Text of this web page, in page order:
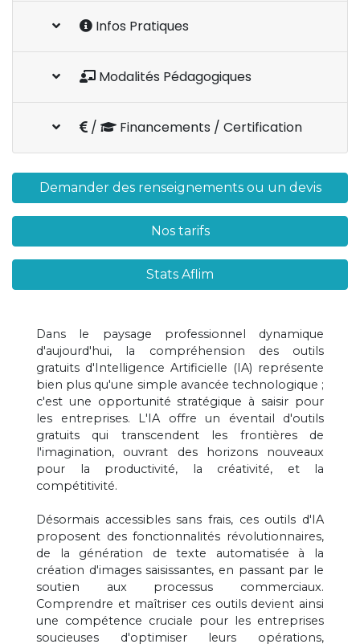
Infos Pratiques
Modalités Pédagogiques
/ Financements / Certification
Demander des renseignements ou un devis
Nos tarifs
Stats Aflim
Dans le paysage professionnel dynamique
d'aujourd'hui, la compréhension des outils
gratuits d'Intelligence Artificielle (IA) représente
bien plus qu'une simple avancée technologique ;
c'est une opportunité stratégique à saisir pour
les entreprises. L'IA offre un éventail d'outils
gratuits qui transcendent les frontières de
l'imagination, ouvrant des horizons nouveaux
pour la productivité, la créativité, et la
compétitivité.
Désormais accessibles sans frais, ces outils d'IA
proposent des fonctionnalités révolutionnaires,
de la génération de texte automatisée à la
création d'images saisissantes, en passant par le
soutien aux processus commerciaux.
Comprendre et maîtriser ces outils devient ainsi
une compétence cruciale pour les entreprises
soucieuses d'optimiser leurs opérations,